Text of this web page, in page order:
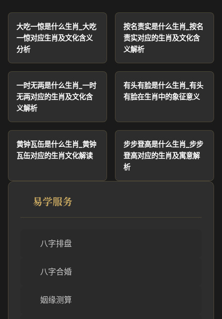
大吃一惊是什么生肖_大吃
一惊对应生肖及文化含义
分析
按名责实是什么生肖_按名
责实对应的生肖及文化含
义解析
一时无两是什么生肖_一时
无两对应的生肖及文化含
义解析
有头有脸是什么生肖_有头
有脸在生肖中的象征意义
黄钟瓦缶是什么生肖_黄钟
瓦缶对应的生肖文化解读
步步登高是什么生肖_步步
登高对应的生肖及寓意解
析
易学服务
八字排盘
八字合婚
姻缘测算